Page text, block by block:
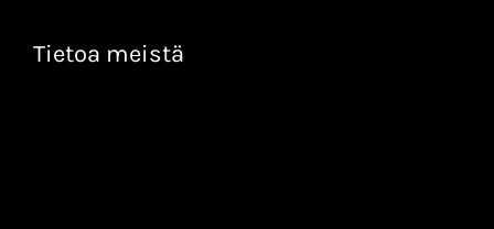
Tietoa meistä